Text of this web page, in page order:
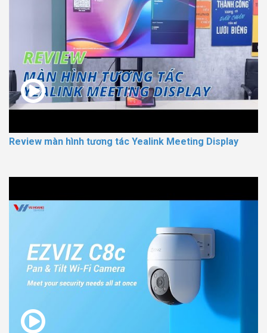
Review màn hình tương tác Yealink Meeting Display